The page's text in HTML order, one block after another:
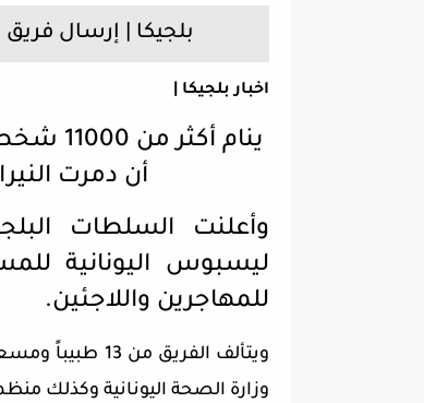
بلجيكا | إرسال
اخبار بلجيكا |
أن دمرت
وأعلنت السلطات
ليسبوس اليونانية
للمهاجرين واللاجئين.
ويتألف
وزارة الصحة اليونانية وكذلك